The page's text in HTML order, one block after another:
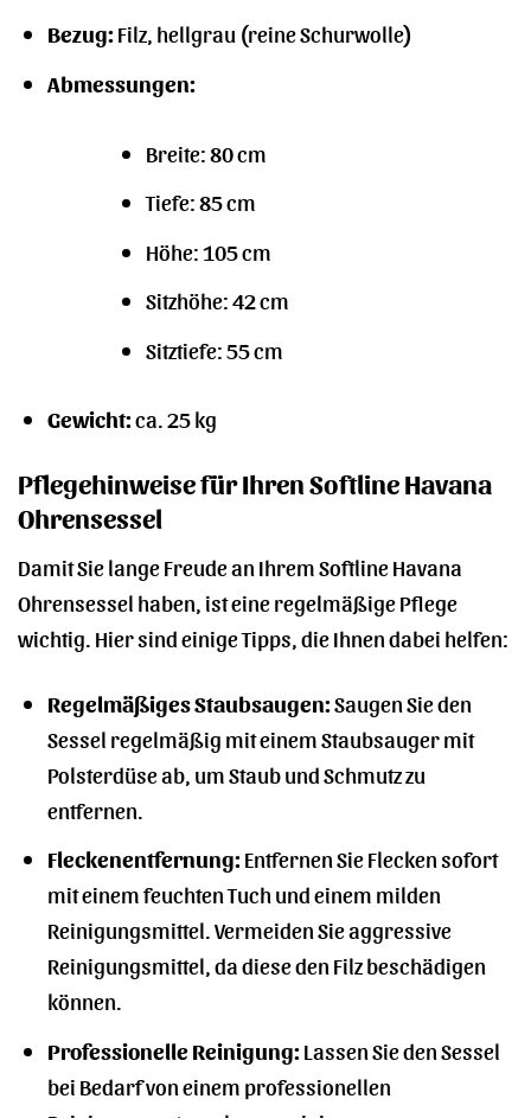
Bezug:Filz, hellgrau (reine Schurwolle)
Abmessungen:
Breite: 80 cm
Tiefe: 85 cm
Höhe: 105 cm
Sitzhöhe: 42 cm
Sitztiefe: 55 cm
Gewicht:ca. 25 kg
Pflegehinweise für Ihren Softline Havana
Ohrensessel
Damit Sie lange Freude an Ihrem Softline Havana
Ohrensessel haben, ist eine regelmäßige Pflege
wichtig. Hier sind einige Tipps, die Ihnen dabei helfen:
Regelmäßiges Staubsaugen:Saugen Sie den
Sessel regelmäßig mit einem Staubsauger mit
Polsterdüse ab, um Staub und Schmutz zu
entfernen.
Fleckenentfernung:Entfernen Sie Flecken sofort
mit einem feuchten Tuch und einem milden
Reinigungsmittel. Vermeiden Sie aggressive
Reinigungsmittel, da diese den Filz beschädigen
können.
Professionelle Reinigung:Lassen Sie den Sessel
bei Bedarf von einem professionellen